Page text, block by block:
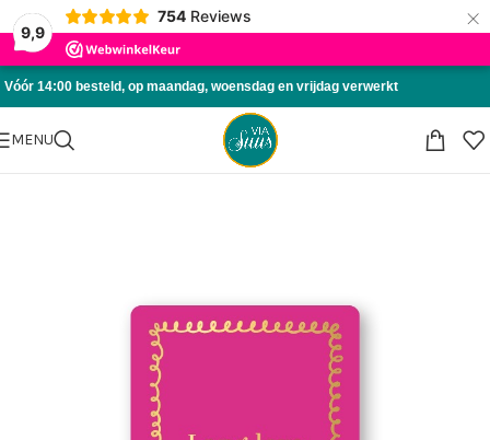
9,9
754 Reviews ×
Skip to navigation
Skip to main content
Vóór 14:00 besteld, op maandag, woensdag en vrijdag verwerkt
MENU